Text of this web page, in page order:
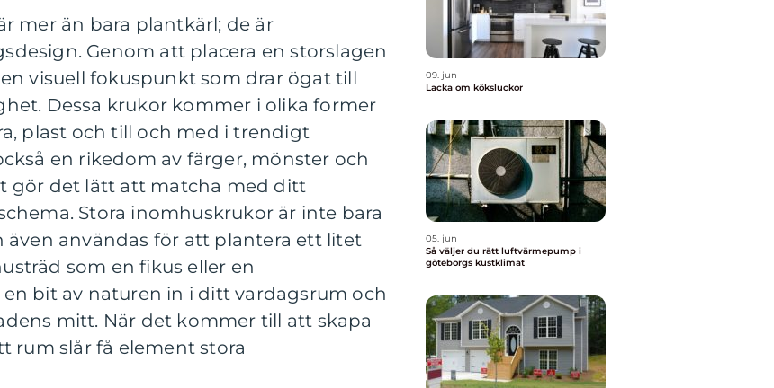
mer än bara plantkärl; de är
Genom att placera en storslagen
visuell fokuspunkt som drar ögat till
Dessa krukor kommer i olika former
plast och till och med i trendigt
en rikedom av färger, mönster och
gör det lätt att matcha med ditt
Stora inomhuskrukor är inte bara
även användas för att plantera ett litet
som en fikus eller en
bit av naturen in i ditt vardagsrum och
mitt. När det kommer till att skapa
rum slår få element stora
09. jun
Lacka om köksluckor
05. jun
Så väljer du rätt luftvärmepump i
göteborgs kustklimat